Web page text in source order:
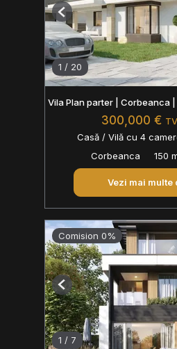
1 / 20
Previous
Vila Plan parter | Corbeanca
300,000 €
Casă / Vilă cu 4
Corbeanca
150
Vezi mai multe
Comision 0%
1 / 7
Previous